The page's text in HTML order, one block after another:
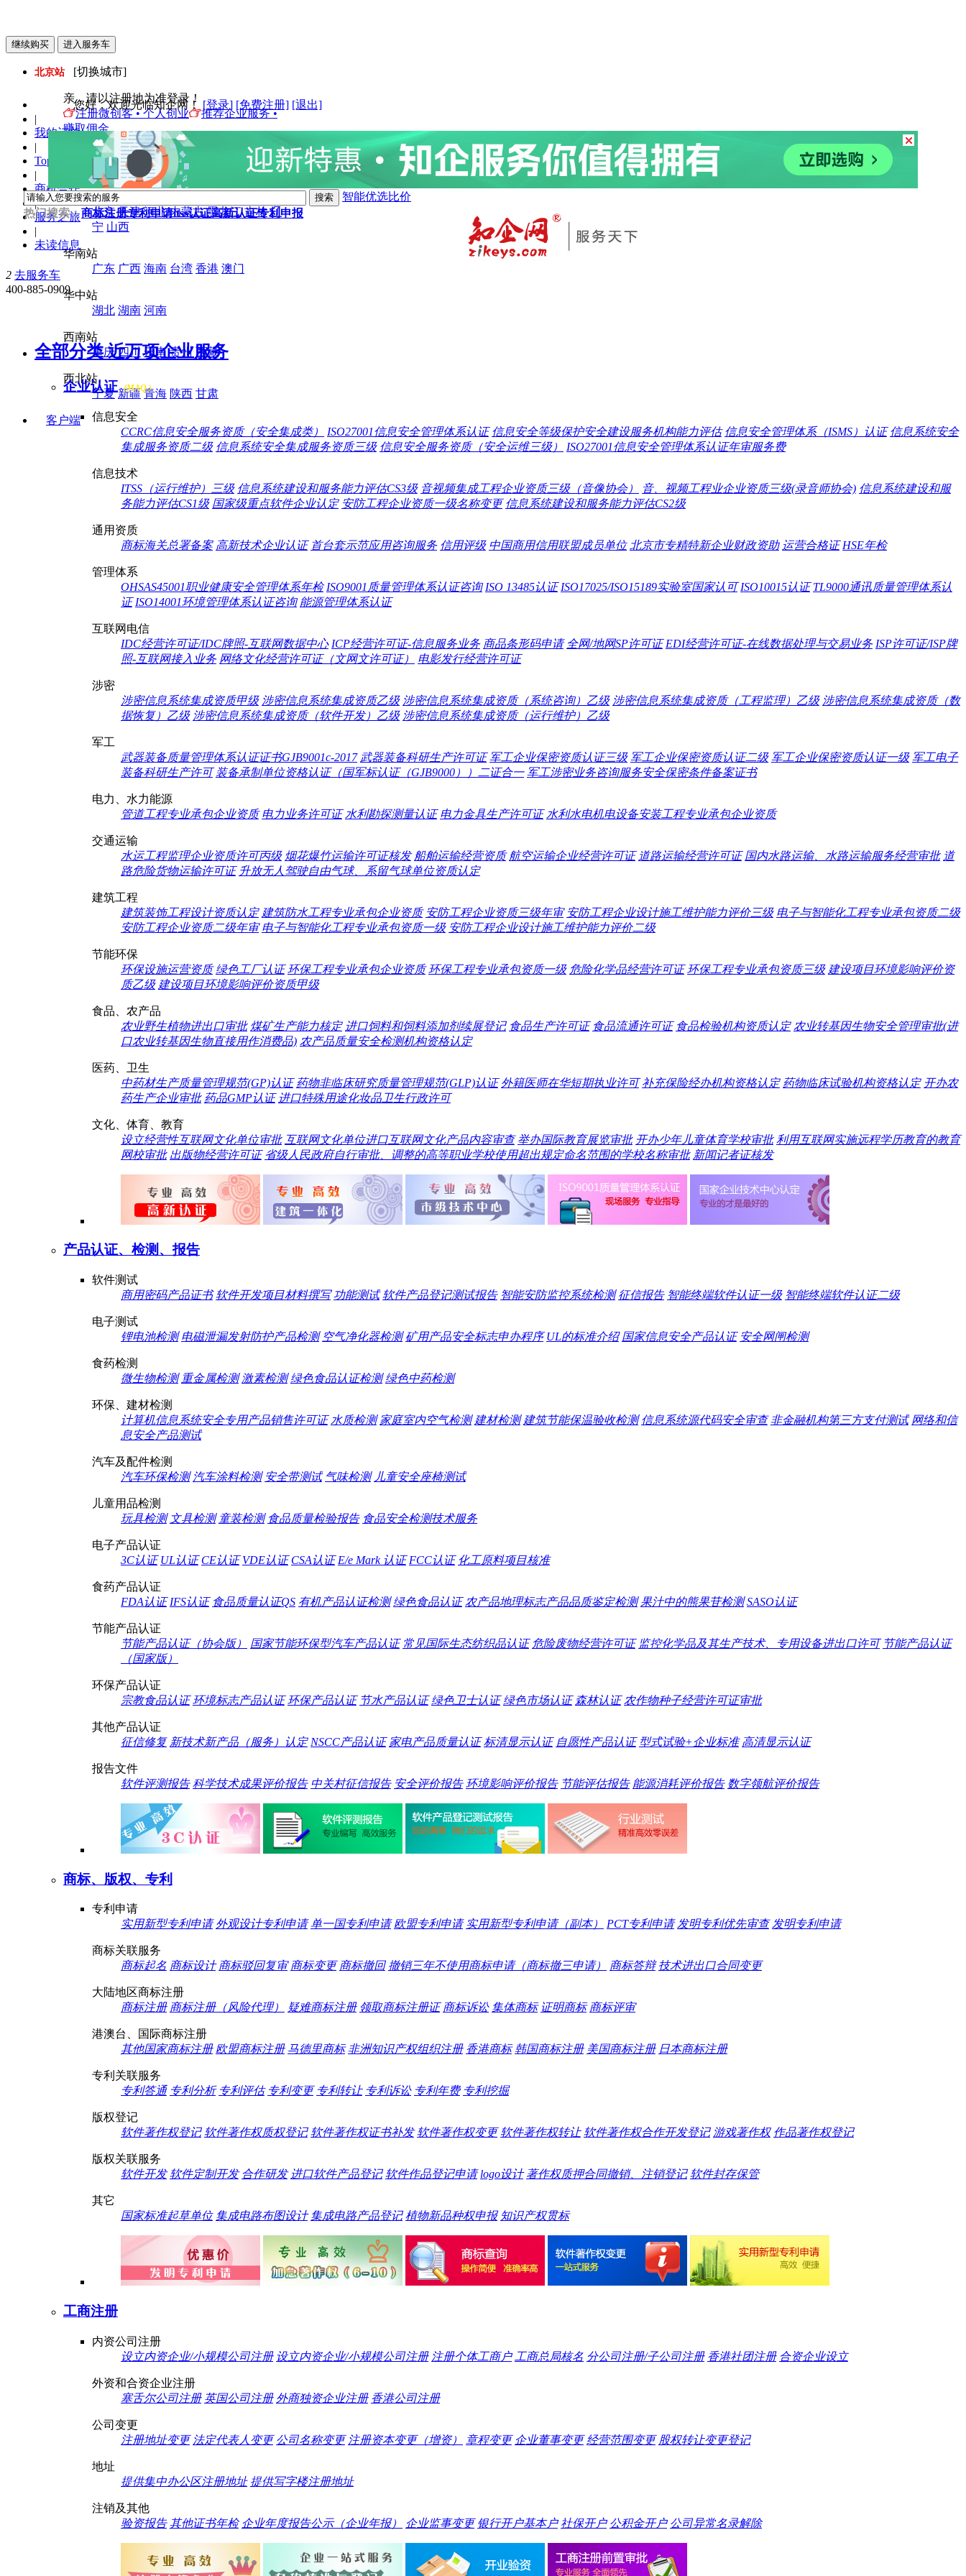
北京站 [切换城市]
亲，请以注册地为准登录！
注册微创客 • 个人创业
推荐企业服务 •
赚取佣金
华东站
上海
江苏 浙江 安徽 江西
华北站
北京 天津 河北 内蒙古 黑龙江 吉林 辽
宁 山西
华南站
广东 广西 海南 台湾 香港 澳门
华中站
湖北 湖南 河南
西南站
重庆 四川 云南 贵州 西藏
西北站
宁夏 新疆 青海 陕西 甘肃
客户端
您好，欢迎光临知企网！ [登录] [免费注册] [退出]
|
我的订单
|
Top店入驻
|
商机合作
|
服务之旅
|
未读信息
智能优选比价
热门搜索：商标注册专利申请itss认证高新认证专利申报
2 去服务车
400-885-0909
全部分类 近万项企业服务
企业认证（MAQ）
信息安全
CCRC信息安全服务资质（安全集成类）
ISO27001信息安全管理体系认证 信息安全等级保护安全建设服务机构能力评估 信息安全管理体系（ISMS）认证 信息系统安全
集成服务资质二级 信息系统安全集成服务资质三级 信息安全服务资质（安全运维三级） ISO27001信息安全管理体系认证年审服务费
信息技术
ITSS（运行维护）三级 信息系统建设和服务能力评估CS3级 音视频集成工程企业资质三级（音像协会） 音、视频工程业企业资质三级(录音师协会) 信息系统建设和服
务能力评估CS1级 国家级重点软件企业认定 安防工程企业资质一级名称变更 信息系统建设和服务能力评估CS2级
通用资质
商标海关总署备案 高新技术企业认证 首台套示范应用咨询服务 信用评级 中国商用信用联盟成员单位 北京市专精特新企业财政资助 运营合格证 HSE年检
管理体系
OHSAS45001职业健康安全管理体系年检 ISO9001质量管理体系认证咨询 ISO 13485认证 ISO17025/ISO15189实验室国家认可 ISO10015认证 TL9000通讯质量管理体系认
证 ISO14001环境管理体系认证咨询 能源管理体系认证
互联网电信
IDC经营许可证/IDC牌照-互联网数据中心 ICP经营许可证-信息服务业务 商品条形码申请 全网/地网SP许可证 EDI经营许可证-在线数据处理与交易业务 ISP许可证/ISP牌
照-互联网接入业务 网络文化经营许可证（文网文许可证） 电影发行经营许可证
涉密
涉密信息系统集成资质甲级 涉密信息系统集成资质乙级 涉密信息系统集成资质（系统咨询）乙级 涉密信息系统集成资质（工程监理）乙级 涉密信息系统集成资质（数
据恢复）乙级 涉密信息系统集成资质（软件开发）乙级 涉密信息系统集成资质（运行维护）乙级
军工
武器装备质量管理体系认证证书GJB9001c-2017 武器装备科研生产许可证 军工企业保密资质认证三级 军工企业保密资质认证二级 军工企业保密资质认证一级 军工电子
装备科研生产许可 装备承制单位资格认证（国军标认证（GJB9000））二证合一 军工涉密业务咨询服务安全保密条件备案证书
电力、水力能源
管道工程专业承包企业资质 电力业务许可证 水利勘探测量认证 电力金具生产许可证 水利水电机电设备安装工程专业承包企业资质
交通运输
水运工程监理企业资质许可丙级 烟花爆竹运输许可证核发 船舶运输经营资质 航空运输企业经营许可证 道路运输经营许可证 国内水路运输、水路运输服务经营审批 道
路危险货物运输许可证 升放无人驾驶自由气球、系留气球单位资质认定
建筑工程
建筑装饰工程设计资质认定 建筑防水工程专业承包企业资质 安防工程企业资质三级年审 安防工程企业设计施工维护能力评价三级 电子与智能化工程专业承包资质二级
安防工程企业资质二级年审 电子与智能化工程专业承包资质一级 安防工程企业设计施工维护能力评价二级
节能环保
环保设施运营资质 绿色工厂认证 环保工程专业承包企业资质 环保工程专业承包资质一级 危险化学品经营许可证 环保工程专业承包资质三级 建设项目环境影响评价资
质乙级 建设项目环境影响评价资质甲级
食品、农产品
农业野生植物进出口审批 煤矿生产能力核定 进口饲料和饲料添加剂续展登记 食品生产许可证 食品流通许可证 食品检验机构资质认定 农业转基因生物安全管理审批(进
口农业转基因生物直接用作消费品) 农产品质量安全检测机构资格认定
医药、卫生
中药材生产质量管理规范(GP)认证 药物非临床研究质量管理规范(GLP)认证 外籍医师在华短期执业许可 补充保险经办机构资格认定 药物临床试验机构资格认定 开办农
药生产企业审批 药品GMP认证 进口特殊用途化妆品卫生行政许可
文化、体育、教育
设立经营性互联网文化单位审批 互联网文化单位进口互联网文化产品内容审查 举办国际教育展览审批 开办少年儿童体育学校审批 利用互联网实施远程学历教育的教育
网校审批 出版物经营许可证 省级人民政府自行审批、调整的高等职业学校使用超出规定命名范围的学校名称审批 新闻记者证核发
产品认证、检测、报告
软件测试
商用密码产品证书 软件开发项目材料撰写 功能测试 软件产品登记测试报告 智能安防监控系统检测 征信报告 智能终端软件认证一级 智能终端软件认证二级
电子测试
锂电池检测 电磁泄漏发射防护产品检测 空气净化器检测 矿用产品安全标志申办程序 UL的标准介绍 国家信息安全产品认证 安全网闸检测
食药检测
微生物检测 重金属检测 激素检测 绿色食品认证检测 绿色中药检测
环保、建材检测
计算机信息系统安全专用产品销售许可证 水质检测 家庭室内空气检测 建材检测 建筑节能保温验收检测 信息系统源代码安全审查 非金融机构第三方支付测试 网络和信
息安全产品测试
汽车及配件检测
汽车环保检测 汽车涂料检测 安全带测试 气味检测 儿童安全座椅测试
儿童用品检测
玩具检测 文具检测 童装检测 食品质量检验报告 食品安全检测技术服务
电子产品认证
3C认证 UL认证 CE认证 VDE认证 CSA认证 E/e Mark 认证 FCC认证 化工原料项目核准
食药产品认证
FDA认证 IFS认证 食品质量认证QS 有机产品认证检测 绿色食品认证 农产品地理标志产品品质鉴定检测 果汁中的熊果苷检测 SASO认证
节能产品认证
节能产品认证（协会版）
国家节能环保型汽车产品认证 常见国际生态纺织品认证 危险废物经营许可证 监控化学品及其生产技术、专用设备进出口许可 节能产品认证
（国家版）
环保产品认证
宗教食品认证 环境标志产品认证 环保产品认证 节水产品认证 绿色卫士认证 绿色市场认证 森林认证 农作物种子经营许可证审批
其他产品认证
征信修复 新技术新产品（服务）认定 NSCC产品认证 家电产品质量认证 标清显示认证 自愿性产品认证 型式试验+企业标准 高清显示认证
报告文件
软件评测报告 科学技术成果评价报告 中关村征信报告 安全评价报告 环境影响评价报告 节能评估报告 能源消耗评价报告 数字领航评价报告
商标、版权、专利
专利申请
实用新型专利申请 外观设计专利申请 单一国专利申请 欧盟专利申请 实用新型专利申请（副本） PCT专利申请 发明专利优先审查 发明专利申请
商标关联服务
商标起名 商标设计 商标驳回复审 商标变更 商标撤回 撤销三年不使用商标申请（商标撤三申请） 商标答辩 技术进出口合同变更
大陆地区商标注册
商标注册 商标注册（风险代理） 疑难商标注册 领取商标注册证 商标诉讼 集体商标 证明商标 商标评审
港澳台、国际商标注册
其他国家商标注册 欧盟商标注册 马德里商标 非洲知识产权组织注册 香港商标 韩国商标注册 美国商标注册 日本商标注册
专利关联服务
专利答通 专利分析 专利评估 专利变更 专利转让 专利诉讼 专利年费 专利挖掘
版权登记
软件著作权登记 软件著作权质权登记 软件著作权证书补发 软件著作权变更 软件著作权转让 软件著作权合作开发登记 游戏著作权 作品著作权登记
版权关联服务
软件开发 软件定制开发 合作研发 进口软件产品登记 软件作品登记申请 logo设计 著作权质押合同撤销、注销登记 软件封存保管
其它
国家标准起草单位 集成电路布图设计 集成电路产品登记 植物新品种权申报 知识产权贯标
工商注册
内资公司注册
设立内资企业/小规模公司注册 设立内资企业/小规模公司注册 注册个体工商户 工商总局核名 分公司注册/子公司注册 香港社团注册 合资企业设立
外资和合资企业注册
塞舌尔公司注册 英国公司注册 外商独资企业注册 香港公司注册
公司变更
注册地址变更 法定代表人变更 公司名称变更 注册资本变更（增资） 章程变更 企业董事变更 经营范围变更 股权转让变更登记
地址
提供集中办公区注册地址 提供写字楼注册地址
注销及其他
验资报告 其他证书年检 企业年度报告公示（企业年报） 企业监事变更 银行开户基本户 社保开户 公积金开户 公司异常名录解除